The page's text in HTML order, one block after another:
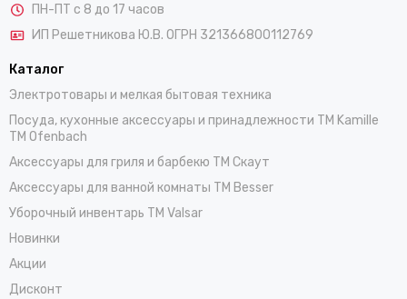
ПН-ПТ с 8 до 17 часов
ИП Решетникова Ю.В. ОГРН 321366800112769
Каталог
Электротовары и мелкая бытовая техника
Посуда, кухонные аксессуары и принадлежности TM Kamille
TM Ofenbach
Аксессуары для гриля и барбекю TM Скаут
Аксессуары для ванной комнаты TM Besser
Уборочный инвентарь TM Valsar
Новинки
Акции
Дисконт